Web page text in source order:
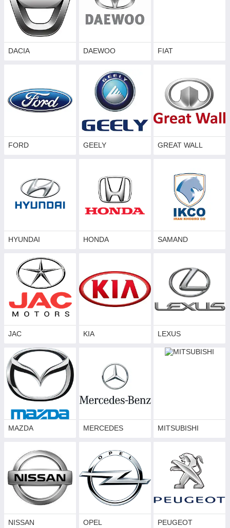
DACIA DAEWOO FIAT
FORD GEELY GREAT WALL
HYUNDAI HONDA SAMAND
JAC KIA LEXUS
MAZDA MERCEDES MITSUBISHI
NISSAN OPEL PEUGEOT